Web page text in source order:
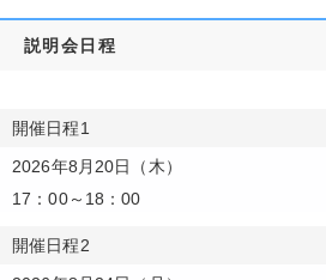
説明会日程
開催日程1
2026年8月20日（木）
17：00～18：00
開催日程2